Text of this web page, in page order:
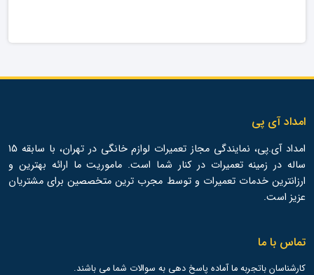
امداد آی پی
امداد آی.پی، نمایندگی مجاز تعمیرات لوازم خانگی در تهران، با سابقه 15
ساله در زمینه تعمیرات در کنار شما است. ماموریت ما ارائه بهترین و
ارزانترین خدمات تعمیرات و توسط مجرب ترین متخصصین برای مشتریان
عزیز است.
تماس با ما
کارشناسان باتجربه ما آماده پاسخ دهی به سوالات شما می باشند.